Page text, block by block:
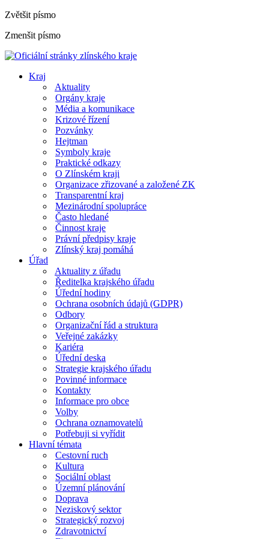
Zvětšit písmo
Zmenšit písmo
Kraj
Aktuality
Orgány kraje
Média a komunikace
Krizové řízení
Pozvánky
Hejtman
Symboly kraje
Praktické odkazy
O Zlínském kraji
Organizace zřizované a založené ZK
Transparentní kraj
Mezinárodní spolupráce
Často hledané
Činnost kraje
Právní předpisy kraje
Zlínský kraj pomáhá
Úřad
Aktuality z úřadu
Ředitelka krajského úřadu
Úřední hodiny
Ochrana osobních údajů (GDPR)
Odbory
Organizační řád a struktura
Veřejné zakázky
Kariéra
Úřední deska
Strategie krajského úřadu
Povinné informace
Kontakty
Informace pro obce
Volby
Ochrana oznamovatelů
Potřebuji si vyřídit
Hlavní témata
Cestovní ruch
Kultura
Sociální oblast
Územní plánování
Doprava
Neziskový sektor
Strategický rozvoj
Zdravotnictví